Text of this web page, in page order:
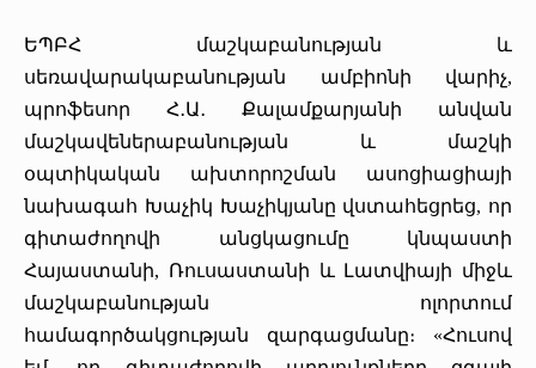
ԵՊԲՀ մաշկաբանության և
սեռավարակաբանության ամբիոնի վարիչ,
պրոֆեսոր Հ․Ա․ Քալամքարյանի անվան
մաշկավեներաբանության և մաշկի
օպտիկական ախտորոշման ասոցիացիայի
նախագահ Խաչիկ Խաչիկյանը վստահեցրեց, որ
գիտաժողովի անցկացումը կնպաստի
Հայաստանի, Ռուսաստանի և Լատվիայի միջև
մաշկաբանության ոլորտում
համագործակցության զարգացմանը։ «Հուսով